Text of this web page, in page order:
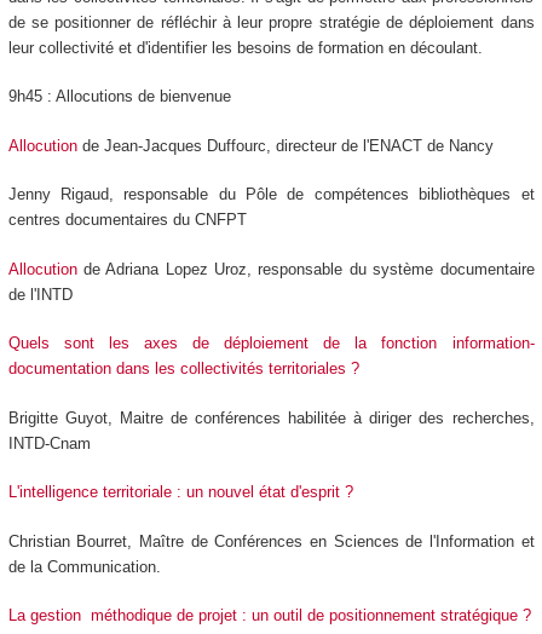
de se positionner de réfléchir à leur propre stratégie de déploiement dans
leur collectivité et d'identifier les besoins de formation en découlant.
9h45 : Allocutions de bienvenue
Allocutionde Jean-Jacques Duffourc, directeur de l'ENACT de Nancy
Jenny Rigaud, responsable du Pôle de compétences bibliothèques et
centres documentaires du CNFPT
Allocutionde Adriana Lopez Uroz, responsable du système documentaire
de l'INTD
Quels sont les axes de déploiement de la fonction information-
documentation dans les collectivités territoriales ?
Brigitte Guyot, Maitre de conférences habilitée à diriger des recherches,
INTD-Cnam
L'intelligence territoriale : un nouvel état d'esprit ?
Christian Bourret, Maître de Conférences en Sciences de l'Information et
de la Communication.
La gestion méthodique de projet : un outil de positionnement stratégique ?